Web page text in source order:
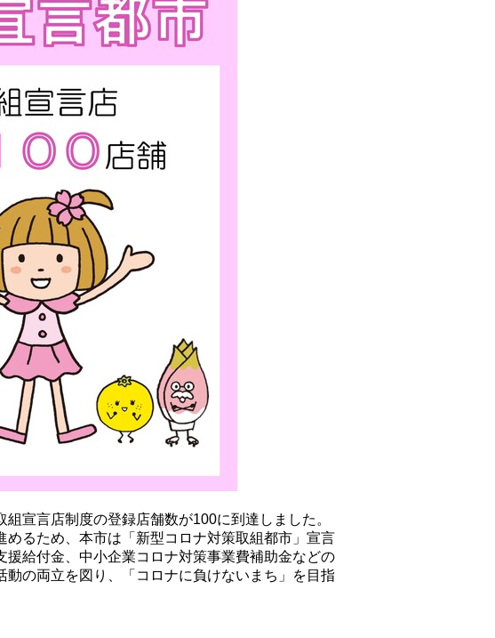
宣言店制度の登録店舗数が100に到達しました。
るため、本市は「新型コロナ対策取組都市」宣言
援給付金、中小企業コロナ対策事業費補助金などの
の両立を図り、「コロナに負けないまち」を目指